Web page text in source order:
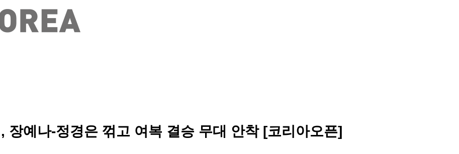
장예나-정경은 꺾고 여복 결승 무대 안착 [코리아오픈]